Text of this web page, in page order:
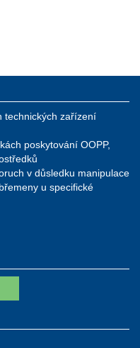
technických zařízení
poskytování OOPP,
v důsledku manipulace
u specifické